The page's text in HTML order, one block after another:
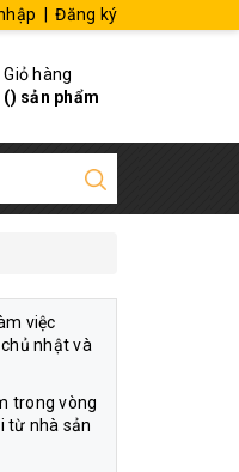
Đăng ký
Giỏ hàng
() sản phẩm
việc
nhật và
trong vòng
từ nhà sản